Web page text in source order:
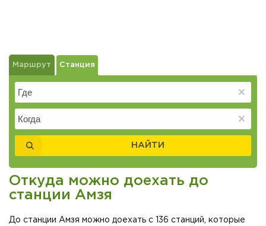
Маршрут Станция
НАЙТИ
Откуда можно доехать до
станции Амзя
До станции Амзя можно доехать с 136 станций, которые